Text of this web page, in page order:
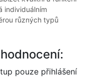
individuálním
různých typů
pouze přihlášení